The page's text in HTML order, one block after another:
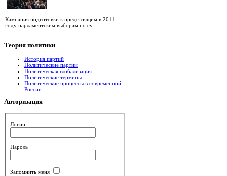
Кампания подготовки к предстоящим в 2011
году парламентским выборам по су...
Теория политики
История партий
Политические партии
Политическая глобализация
Политические термины
Политические процессы в современной
России
Авторизация
Логин
Пароль
Запомнить меня